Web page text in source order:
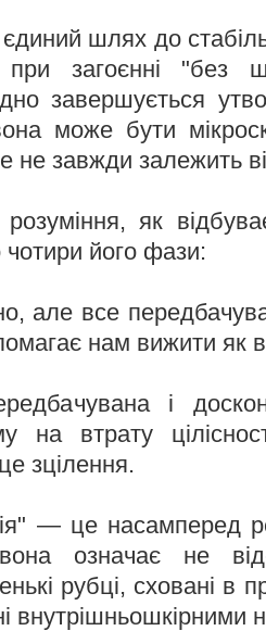
шлях до
при загоєнні "без
завершується
може бути
не завжди залежить
як
чотири його фази:
але все
нам вижити як
і
на втрату
зцілення.
— це насамперед
означає не
рубці, сховані в
внутрішньошкірними